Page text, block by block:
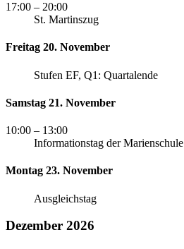
17:00 – 20:00
St. Martinszug
Freitag 20. November
Stufen EF, Q1: Quartalende
Samstag 21. November
10:00 – 13:00
Informationstag der Marienschule
Montag 23. November
Ausgleichstag
Dezember 2026